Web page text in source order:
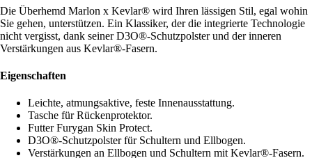
Die Überhemd Marlon x Kevlar® wird Ihren lässigen Stil, egal wohin
Sie gehen, unterstützen. Ein Klassiker, der die integrierte Technologie
nicht vergisst, dank seiner D3O®-Schutzpolster und der inneren
Verstärkungen aus Kevlar®-Fasern.
Eigenschaften
Leichte, atmungsaktive, feste Innenausstattung.
Tasche für Rückenprotektor.
Futter Furygan Skin Protect.
D3O®-Schutzpolster für Schultern und Ellbogen.
Verstärkungen an Ellbogen und Schultern mit Kevlar®-Fasern.